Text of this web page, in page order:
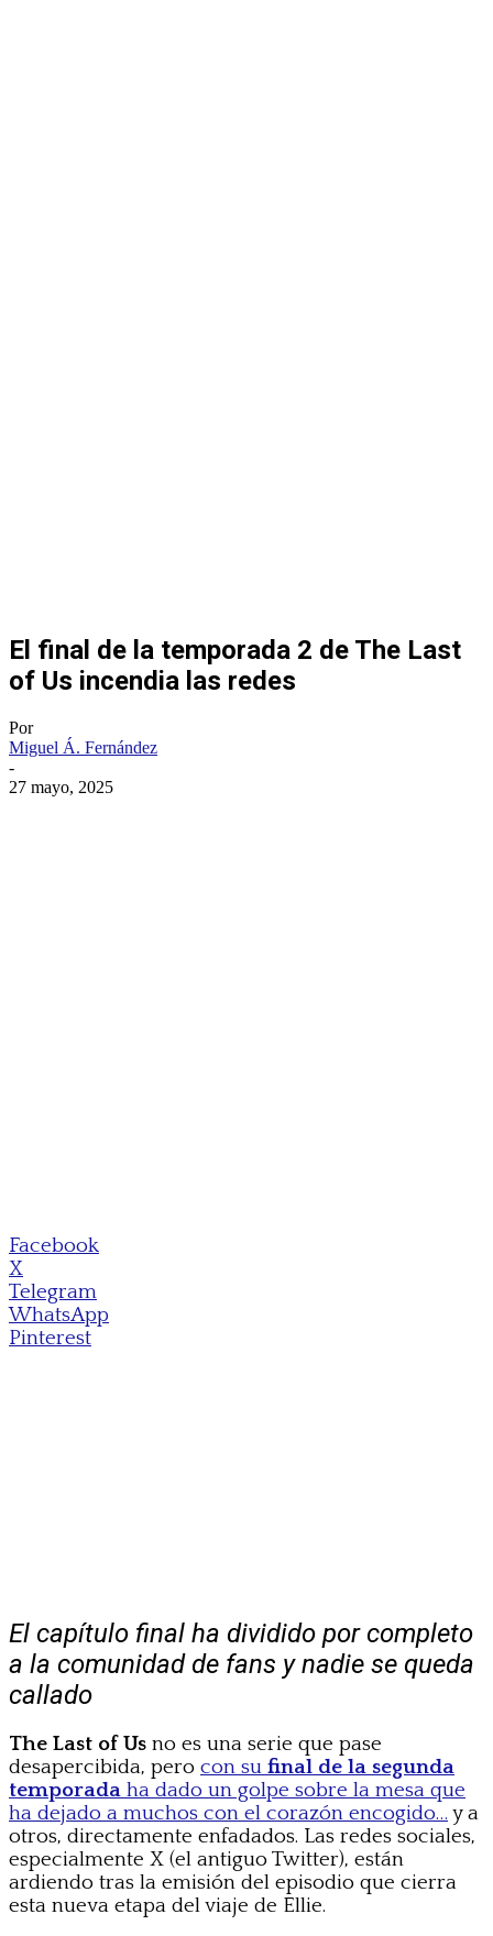
El final de la temporada 2 de The Last
of Us incendia las redes
Por
Miguel Á. Fernández
-
27 mayo, 2025
Facebook
X
Telegram
WhatsApp
Pinterest
El capítulo final ha dividido por completo
a la comunidad de fans y nadie se queda
callado
The Last of Us no es una serie que pase
desapercibida, pero con su final de la segunda
temporada ha dado un golpe sobre la mesa que
ha dejado a muchos con el corazón encogido… y a
otros, directamente enfadados. Las redes sociales,
especialmente X (el antiguo Twitter), están
ardiendo tras la emisión del episodio que cierra
esta nueva etapa del viaje de Ellie.